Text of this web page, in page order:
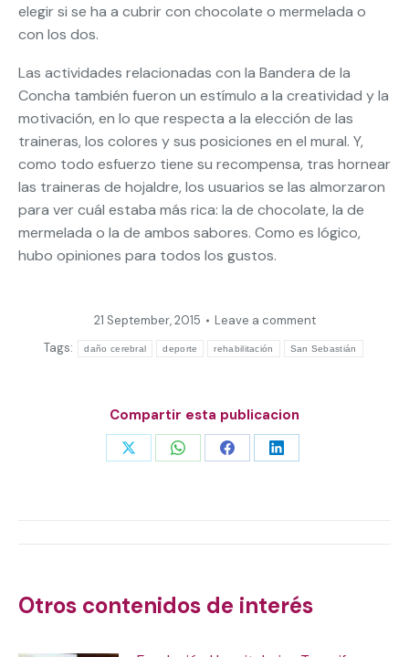
elegir si se ha a cubrir con chocolate o mermelada o
con los dos.
Las actividades relacionadas con la Bandera de la
Concha también fueron un estímulo a la creatividad y la
motivación, en lo que respecta a la elección de las
traineras, los colores y sus posiciones en el mural. Y,
como todo esfuerzo tiene su recompensa, tras hornear
las traineras de hojaldre, los usuarios se las almorzaron
para ver cuál estaba más rica: la de chocolate, la de
mermelada o la de ambos sabores. Como es lógico,
hubo opiniones para todos los gustos.
21 September, 2015
Leave a comment
Tags:
daño cerebral deporte rehabilitación San Sebastián
Compartir esta publicacion
Share Share Share Share
Otros contenidos de interés